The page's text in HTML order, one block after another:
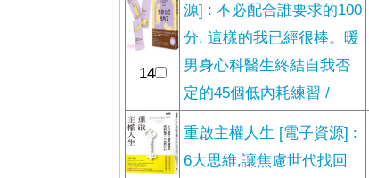
14
源] : 不必配合誰要求的100
分, 這樣的我已經很棒。暖
男身心科醫生終結自我否
定的45個低內耗練習 /
重啟主權人生 [電子資源] :
6大思維,讓焦慮世代找回